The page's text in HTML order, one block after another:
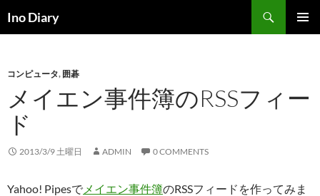
ン
ツ
ス
Ino Diary
索
コンピュータ, 囲碁
メイエン事件簿のRSSフィー
ド
2013/3/9 土曜日 ADMIN 0 COMMENTS
Yahoo! Pipesで メイエン事件簿のRSSフィードを作ってみま